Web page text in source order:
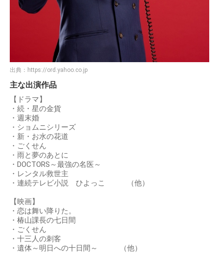
出典： https://ord.yahoo.co.jp
主な出演作品
【ドラマ】
・続・星の金貨
・週末婚
・ショムニシリーズ
・新・お水の花道
・ごくせん
・雨と夢のあとに
・DOCTORS～最強の名医～
・レンタル救世主
・連続テレビ小説 ひよっこ （他）
【映画】
・恋は舞い降りた。
・椿山課長の七日間
・ごくせん
・十三人の刺客
・遺体～明日への十日間～ （他）